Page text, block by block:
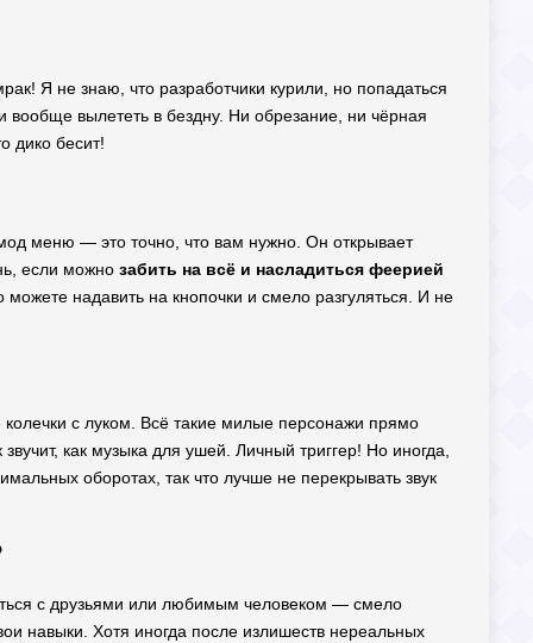
Я не знаю, что разработчики курили, но попадаться
вообще вылететь в бездну. Ни обрезание, ни чёрная
дико бесит!
меню — это точно, что вам нужно. Он открывает
если можно забить на всё и насладиться феерией
надавить на кнопочки и смело разгуляться. И не
с луком. Всё такие милые персонажи прямо
как музыка для ушей. Личный триггер! Но иногда,
оборотах, так что лучше не перекрывать звук
с друзьями или любимым человеком — смело
навыки. Хотя иногда после излишеств нереальных